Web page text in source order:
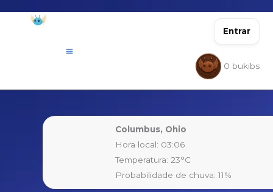
Entrar
0 bukibs
Columbus, Ohio
Hora local: 03:06
Temperatura: 23°C
Probabilidade de chuva: 11%